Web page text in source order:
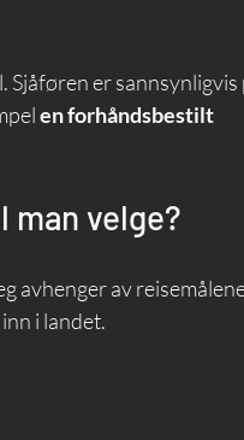
Sjåføren er
en forhåndsbestilt
man velge?
avhenger av
i landet.